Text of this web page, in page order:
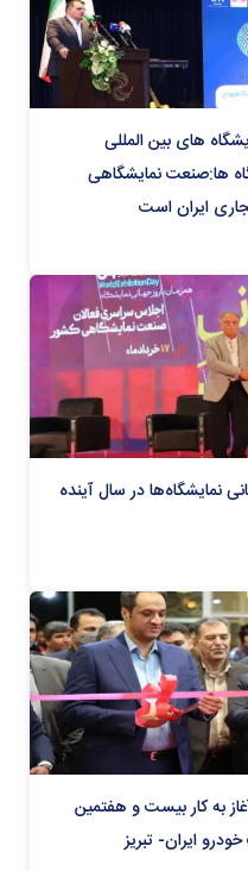
های بین المللی
ها:صنعت نمایشگاهی
ایران است
نمایشگاه‌ها در سال آینده
به کار بیست و هفتمین
ایران- تبریز